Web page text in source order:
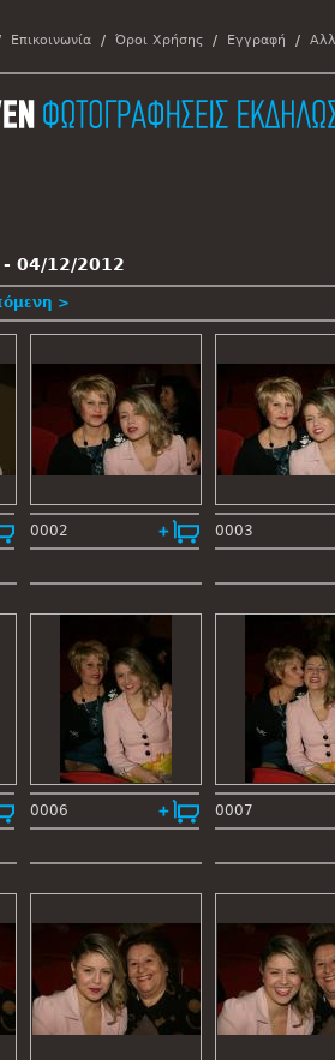
Επικοινωνία Όροι Χρήσης Εγγραφή
04/12/2012
>
0002 0003
0006 0007